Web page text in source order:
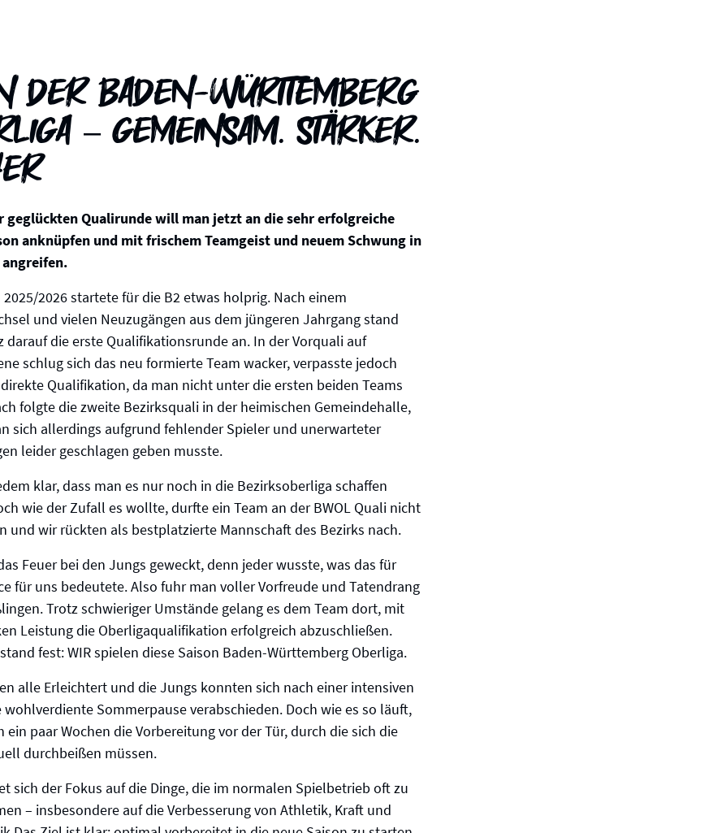
der Baden-Württemberg
– Gemeinsam. Stärker.
geglückten Qualirunde will man jetzt an die sehr erfolgreiche
anknüpfen und mit frischem Teamgeist und neuem Schwung in
angreifen.
2025/2026 startete für die B2 etwas holprig. Nach einem
und vielen Neuzugängen aus dem jüngeren Jahrgang stand
darauf die erste Qualifikationsrunde an. In der Vorquali auf
schlug sich das neu formierte Team wacker, verpasste jedoch
Qualifikation, da man nicht unter die ersten beiden Teams
folgte die zweite Bezirksquali in der heimischen Gemeindehalle,
sich allerdings aufgrund fehlender Spieler und unerwarteter
leider geschlagen geben musste.
klar, dass man es nur noch in die Bezirksoberliga schaffen
wie der Zufall es wollte, durfte ein Team an der BWOL Quali nicht
und wir rückten als bestplatzierte Mannschaft des Bezirks nach.
Feuer bei den Jungs geweckt, denn jeder wusste, was das für
für uns bedeutete. Also fuhr man voller Vorfreude und Tatendrang
Trotz schwieriger Umstände gelang es dem Team dort, mit
Leistung die Oberligaqualifikation erfolgreich abzuschließen.
fest: WIR spielen diese Saison Baden-Württemberg Oberliga.
alle Erleichtert und die Jungs konnten sich nach einer intensiven
wohlverdiente Sommerpause verabschieden. Doch wie es so läuft,
ein paar Wochen die Vorbereitung vor der Tür, durch die sich die
durchbeißen müssen.
sich der Fokus auf die Dinge, die im normalen Spielbetrieb oft zu
– insbesondere auf die Verbesserung von Athletik, Kraft und